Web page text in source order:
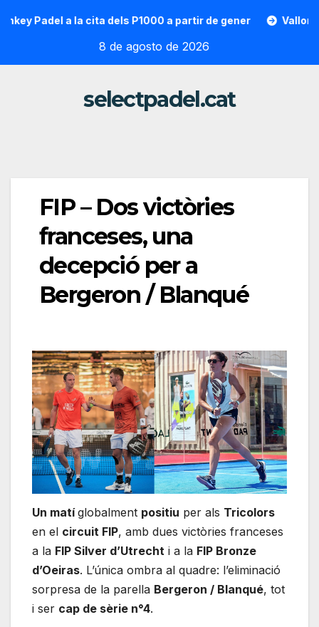
Padel a la cita dels P1000 a partir de gener Vallon
8 de agosto de 2026
selectpadel.cat
FIP – Dos victòries
franceses, una
decepció per a
Bergeron / Blanqué
Un matíglobalment positiu per als Tricolors
en el circuit FIP, amb dues victòries franceses
a la FIP Silver d’Utrecht i a la FIP Bronze
d’Oeiras. L’única ombra al quadre: l’eliminació
sorpresa de la parella Bergeron / Blanqué, tot
i ser cap de sèrie n°4.